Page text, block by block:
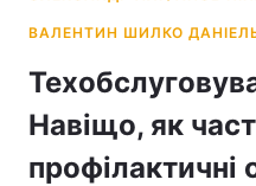
Навіщо, як
профілактичні